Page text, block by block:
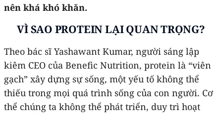
nên khá khó khăn.
VÌ SAO PROTEIN LẠI QUAN TRỌNG?
Theo bác sĩ Yashawant Kumar, người sáng lập
kiêm CEO của Benefic Nutrition, protein là “viên
gạch” xây dựng sự sống, một yếu tố không thể
thiếu trong mọi quá trình sống của con người. Cơ
thể chúng ta không thể phát triển, duy trì hoạt